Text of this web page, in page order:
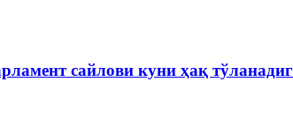
сайлови куни ҳақ